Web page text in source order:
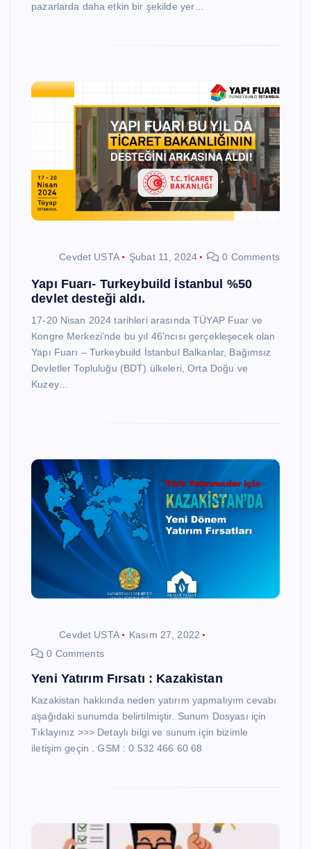
pazarlarda daha etkin bir şekilde yer…
Cevdet USTA Şubat 11, 2024 0 Comments
Yapı Fuarı- Turkeybuild İstanbul %50
devlet desteği aldı.
17-20 Nisan 2024 tarihleri arasında TÜYAP Fuar ve
Kongre Merkezi’nde bu yıl 46’ncısı gerçekleşecek olan
Yapı Fuarı – Turkeybuild İstanbul Balkanlar, Bağımsız
Devletler Topluluğu (BDT) ülkeleri, Orta Doğu ve
Kuzey…
Cevdet USTA
Kasım 27, 2022
0 Comments
Yeni Yatırım Fırsatı : Kazakistan
Kazakistan hakkında neden yatırım yapmalıyım cevabı
aşağıdaki sunumda belirtilmiştir. Sunum Dosyası için
Tıklayınız >>> Detaylı bilgi ve sunum için bizimle
iletişim geçin . GSM : 0 532 466 60 68